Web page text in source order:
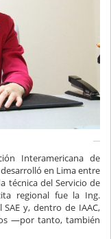
Interamericana de
en Lima entre
técnica del Servicio de
regional fue la Ing.
y, dentro de IAAC,
—por tanto, también